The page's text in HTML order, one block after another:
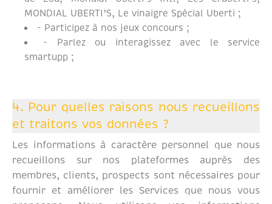
MONDIAL UBERTI’S, Le vinaigre Spécial Uberti ;
- Participez à nos jeux concours ;
- Parlez ou interagissez avec le service
smartupp ;
4. Pour quelles raisons nous recueillons
et traitons vos données ?
Les informations à caractère personnel que nous
recueillons sur nos plateformes auprès des
membres, clients, prospects sont nécessaires pour
fournir et améliorer les Services que nous vous